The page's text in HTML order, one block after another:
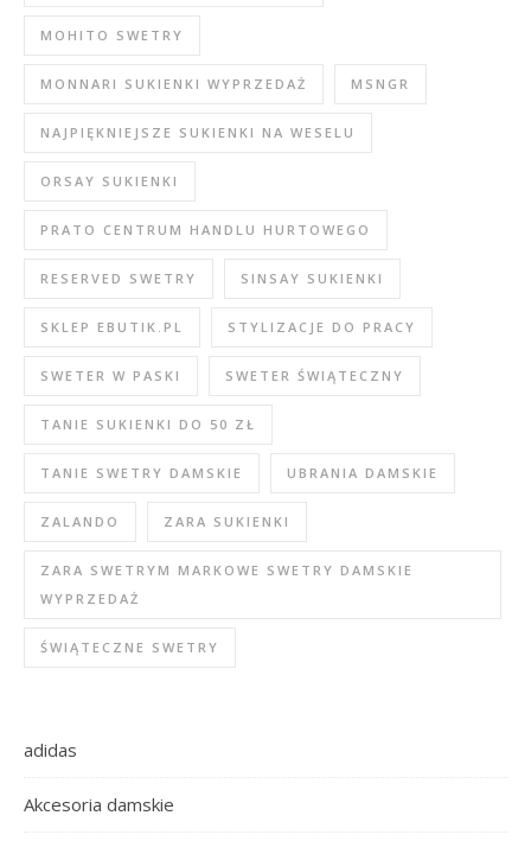
MOHITO SWETRY
MONNARI SUKIENKI WYPRZEDAŻ MSNGR
NAJPIĘKNIEJSZE SUKIENKI NA WESELU
ORSAY SUKIENKI
PRATO CENTRUM HANDLU HURTOWEGO
RESERVED SWETRY SINSAY SUKIENKI
SKLEP EBUTIK.PL STYLIZACJE DO PRACY
SWETER W PASKI SWETER ŚWIĄTECZNY
TANIE SUKIENKI DO 50 ZŁ
TANIE SWETRY DAMSKIE UBRANIA DAMSKIE
ZALANDO ZARA SUKIENKI
ZARA SWETRYM MARKOWE SWETRY DAMSKIE
WYPRZEDAŻ
ŚWIĄTECZNE SWETRY
adidas
Akcesoria damskie